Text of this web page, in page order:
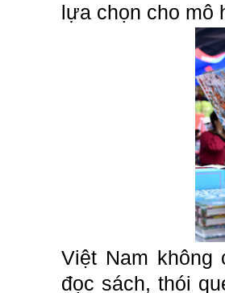
lựa chọn cho
Việt Nam không
đọc sách, thói